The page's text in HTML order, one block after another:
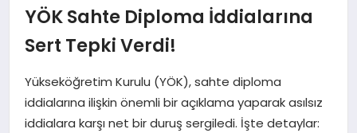
EKONOMI
SAĞLIK
TEKNOLOJI
YÖK Sahte Diploma İddialarına
Sert Tepki Verdi!
Yükseköğretim Kurulu (YÖK), sahte diploma
iddialarına ilişkin önemli bir açıklama yaparak asılsız
iddialara karşı net bir duruş sergiledi. İşte detaylar: